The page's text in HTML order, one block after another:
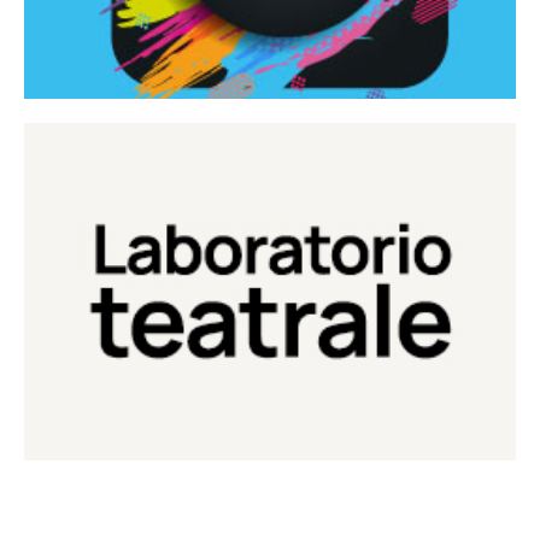
Laboratorio Teatrale
Laboratorio di teatro del Teatro Eduardo de Filippo
Continua